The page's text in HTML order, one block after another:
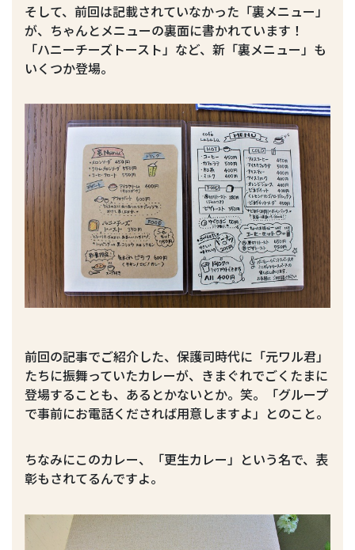
そして、前回は記載されていなかった「裏メニュー」
が、ちゃんとメニューの裏面に書かれています！
「ハニーチーズトースト」など、新「裏メニュー」も
いくつか登場。
前回の記事でご紹介した、保護司時代に「元ワル君」
たちに振舞っていたカレーが、きまぐれでごくたまに
登場することも、あるとかないとか。笑。「グループ
で事前にお電話くだされば用意しますよ」とのこと。
ちなみにこのカレー、「更生カレー」という名で、表
彰もされてるんですよ。